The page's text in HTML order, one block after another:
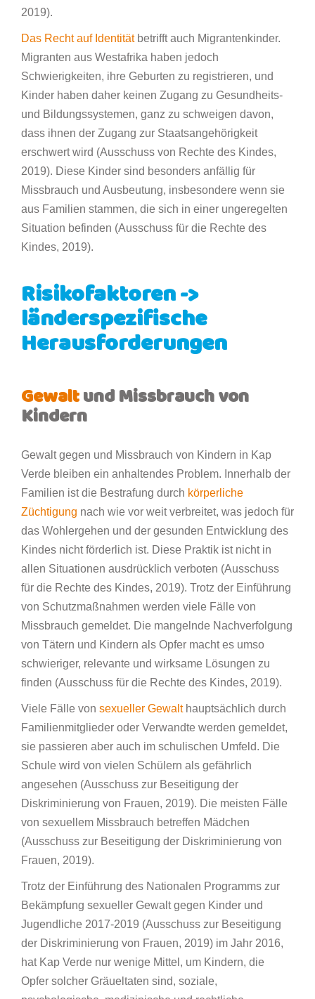
2019).
Das Recht auf Identitätbetrifft auch Migrantenkinder.
Migranten aus Westafrika haben jedoch
Schwierigkeiten, ihre Geburten zu registrieren, und
Kinder haben daher keinen Zugang zu Gesundheits-
und Bildungssystemen, ganz zu schweigen davon,
dass ihnen der Zugang zur Staatsangehörigkeit
erschwert wird (Ausschuss von Rechte des Kindes,
2019). Diese Kinder sind besonders anfällig für
Missbrauch und Ausbeutung, insbesondere wenn sie
aus Familien stammen, die sich in einer ungeregelten
Situation befinden (Ausschuss für die Rechte des
Kindes, 2019).
Risikofaktoren ->
länderspezifische
Herausforderungen
Gewaltund Missbrauch von
Kindern
Gewalt gegen und Missbrauch von Kindern in Kap
Verde bleiben ein anhaltendes Problem. Innerhalb der
Familien ist die Bestrafung durch körperliche
Züchtigung nach wie vor weit verbreitet, was jedoch für
das Wohlergehen und der gesunden Entwicklung des
Kindes nicht förderlich ist. Diese Praktik ist nicht in
allen Situationen ausdrücklich verboten (Ausschuss
für die Rechte des Kindes, 2019). Trotz der Einführung
von Schutzmaßnahmen werden viele Fälle von
Missbrauch gemeldet. Die mangelnde Nachverfolgung
von Tätern und Kindern als Opfer macht es umso
schwieriger, relevante und wirksame Lösungen zu
finden (Ausschuss für die Rechte des Kindes, 2019).
Viele Fälle von sexueller Gewalthauptsächlich durch
Familienmitglieder oder Verwandte werden gemeldet,
sie passieren aber auch im schulischen Umfeld. Die
Schule wird von vielen Schülern als gefährlich
angesehen (Ausschuss zur Beseitigung der
Diskriminierung von Frauen, 2019). Die meisten Fälle
von sexuellem Missbrauch betreffen Mädchen
(Ausschuss zur Beseitigung der Diskriminierung von
Frauen, 2019).
Trotz der Einführung des Nationalen Programms zur
Bekämpfung sexueller Gewalt gegen Kinder und
Jugendliche 2017-2019 (Ausschuss zur Beseitigung
der Diskriminierung von Frauen, 2019) im Jahr 2016,
hat Kap Verde nur wenige Mittel, um Kindern, die
Opfer solcher Gräueltaten sind, soziale,